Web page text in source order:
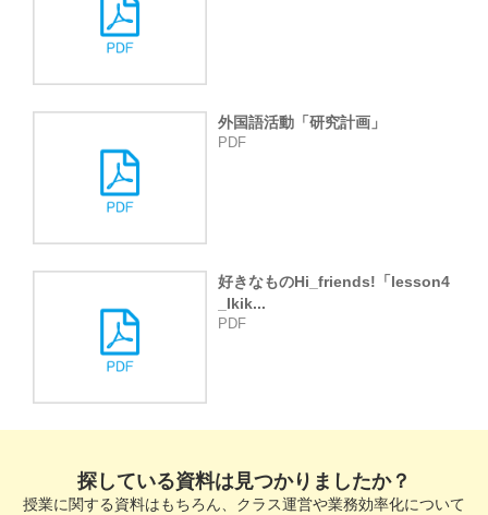
外国語活動「研究計画」
PDF
好きなものHi_friends!「lesson4
_Ikik...
PDF
探している資料は見つかりましたか？
授業に関する資料はもちろん、クラス運営や業務効率化について